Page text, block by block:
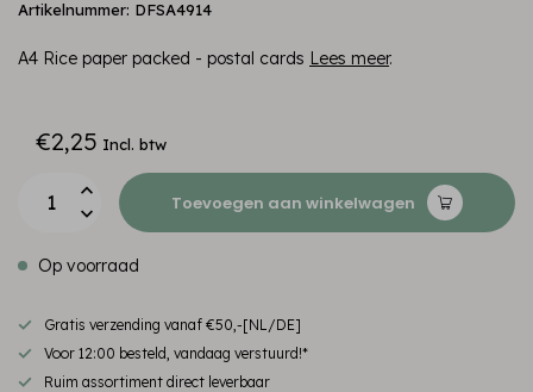
Artikelnummer: DFSA4914
A4 Rice paper packed - postal cards Lees meer.
€2,25 Incl. btw
Toevoegen aan winkelwagen
Op voorraad
Gratis verzending vanaf €50,-[NL/DE]
Voor 12:00 besteld, vandaag verstuurd!*
Ruim assortiment direct leverbaar